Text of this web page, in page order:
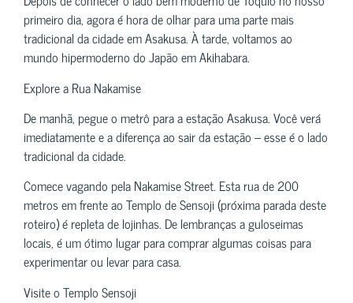
primeiro dia, agora é hora de olhar para uma parte mais
tradicional da cidade em Asakusa. À tarde, voltamos ao
mundo hipermoderno do Japão em Akihabara.
Explore a Rua Nakamise
De manhã, pegue o metrô para a estação Asakusa. Você verá
imediatamente e a diferença ao sair da estação – esse é o lado
tradicional da cidade.
Comece vagando pela Nakamise Street. Esta rua de 200
metros em frente ao Templo de Sensoji (próxima parada deste
roteiro) é repleta de lojinhas. De lembranças a guloseimas
locais, é um ótimo lugar para comprar algumas coisas para
experimentar ou levar para casa.
Visite o Templo Sensoji